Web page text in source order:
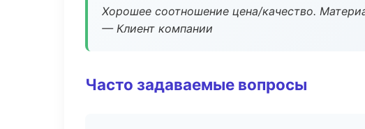
Хорошее соотношение цена/качество.
— Клиент компании
Часто задаваемые вопросы